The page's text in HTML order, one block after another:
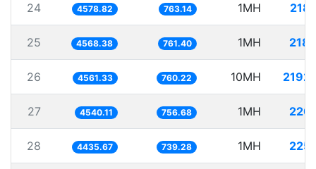
24 4578.82 763.14 1MH
25 4568.38 761.40 1MH
26 4561.33 760.22 10MH
27 4540.11 756.68 1MH
28 4435.67 739.28 1MH